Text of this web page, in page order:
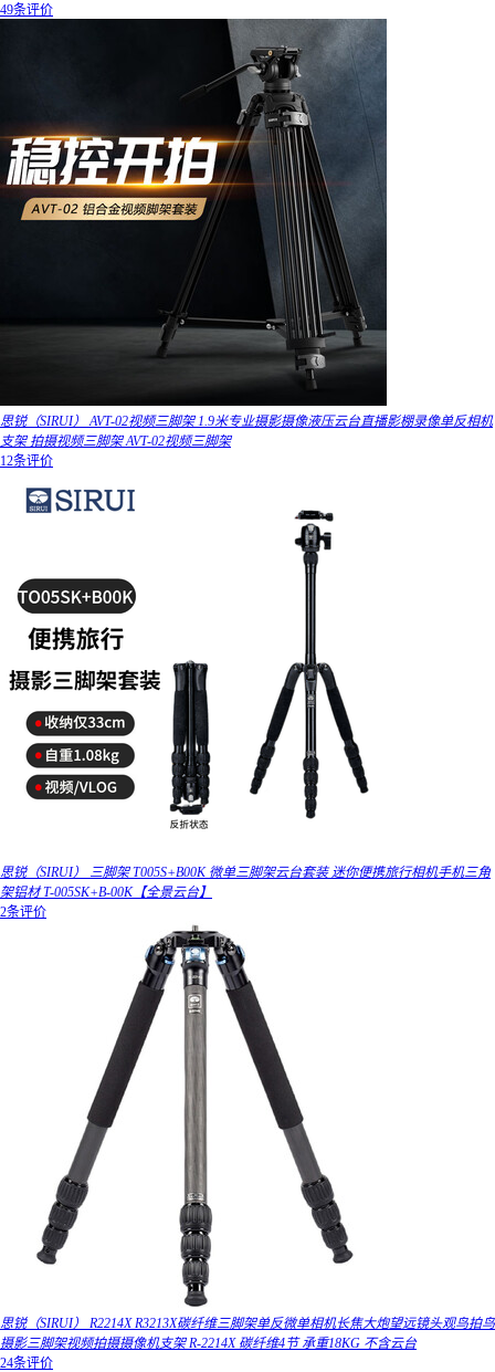
49条评价
思锐（SIRUI） AVT-02视频三脚架 1.9米专业摄影摄像液压云台直播影棚录像单反相机
支架 拍摄视频三脚架 AVT-02视频三脚架
12条评价
思锐（SIRUI） 三脚架 T005S+B00K 微单三脚架云台套装 迷你便携旅行相机手机三角
架铝材 T-005SK+B-00K【全景云台】
2条评价
思锐（SIRUI） R2214X R3213X碳纤维三脚架单反微单相机长焦大炮望远镜头观鸟拍鸟
摄影三脚架视频拍摄摄像机支架 R-2214X 碳纤维4节 承重18KG 不含云台
24条评价